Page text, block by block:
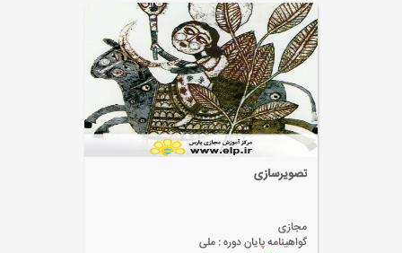
تصویرسازی
مجازی
گواهینامه پایان دوره : ملی